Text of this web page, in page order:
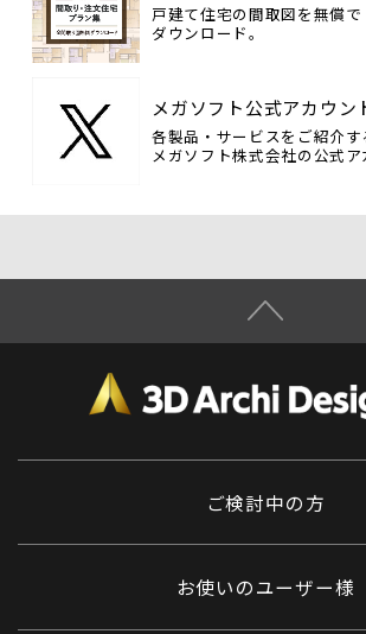
戸建て住宅の間取図を無償で
ダウンロード。
メガソフト公式アカウン
各製品・サービスをご紹介す
メガソフト株式会社の公式ア
ご検討中の方
お使いのユーザー様